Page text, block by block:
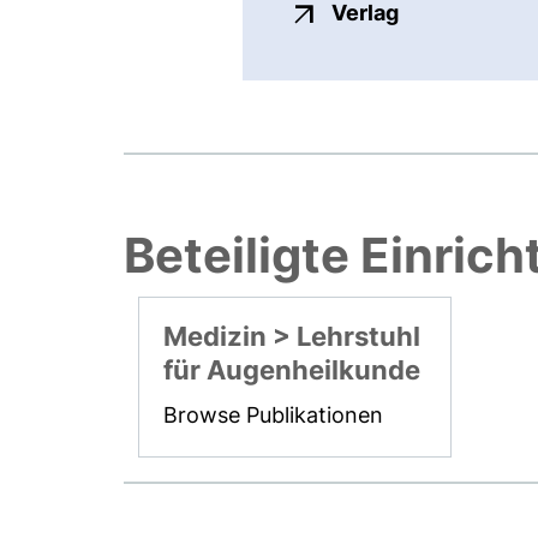
Verlagexterner
Beteiligte
Medizin > Lehrstuhl
für Augenheilkunde
Browse Publikationen